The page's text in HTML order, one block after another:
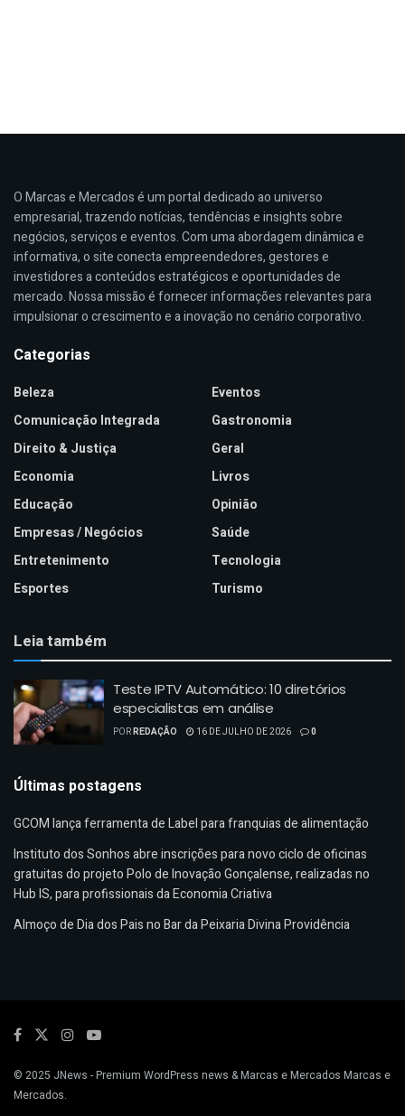
O Marcas e Mercados é um portal dedicado ao universo
empresarial, trazendo notícias, tendências e insights sobre
negócios, serviços e eventos. Com uma abordagem dinâmica e
informativa, o site conecta empreendedores, gestores e
investidores a conteúdos estratégicos e oportunidades de
mercado. Nossa missão é fornecer informações relevantes para
impulsionar o crescimento e a inovação no cenário corporativo.
Categorias
Beleza
Comunicação Integrada
Direito & Justiça
Economia
Educação
Empresas / Negócios
Entretenimento
Esportes
Eventos
Gastronomia
Geral
Livros
Opinião
Saúde
Tecnologia
Turismo
Leia também
Teste IPTV Automático: 10 diretórios
especialistas em análise
PORREDAÇÃO 16 DE JULHO DE 2026 0
Últimas postagens
GCOM lança ferramenta de Label para franquias de alimentação
Instituto dos Sonhos abre inscrições para novo ciclo de oficinas
gratuitas do projeto Polo de Inovação Gonçalense, realizadas no
Hub IS, para profissionais da Economia Criativa
Almoço de Dia dos Pais no Bar da Peixaria Divina Providência
© 2025 JNews - Premium WordPress news & Marcas e Mercados Marcas e
Mercados.